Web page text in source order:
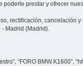
prestar y ofrecer
rectificación, cancelación
Madrid (Madrid).
“FORO BMW